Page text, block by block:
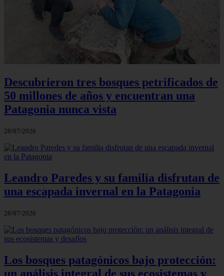
Descubrieron tres bosques petrificados de
50 millones de años y encuentran una
Patagonia nunca vista
28/07/2026
Leandro Paredes y su familia disfrutan de
una escapada invernal en la Patagonia
28/07/2026
Los bosques patagónicos bajo protección: